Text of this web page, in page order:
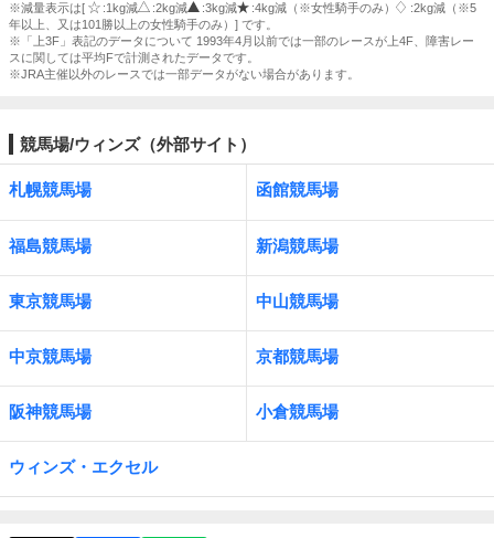
※減量表示は[
:1kg減 :2kg減 :3kg減 :4kg減（※女性騎手のみ）
:2kg減（※5
年以上、又は101勝以上の女性騎手のみ）] です。
※「上3F」表記のデータについて 1993年4月以前では一部のレースが上4F、障害レー
スに関しては平均Fで計測されたデータです。
※JRA主催以外のレースでは一部データがない場合があります。
競馬場/ウィンズ（外部サイト）
札幌競馬場 函館競馬場
福島競馬場 新潟競馬場
東京競馬場 中山競馬場
中京競馬場 京都競馬場
阪神競馬場 小倉競馬場
ウィンズ・エクセル